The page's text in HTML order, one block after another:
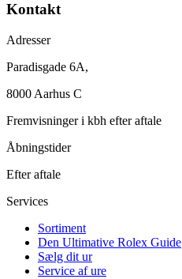
Kontakt
Adresser
Paradisgade 6A,
8000 Aarhus C
Fremvisninger i kbh efter aftale
Åbningstider
Efter aftale
Services
Sortiment
Den Ultimative Rolex Guide
Sælg dit ur
Service af ure